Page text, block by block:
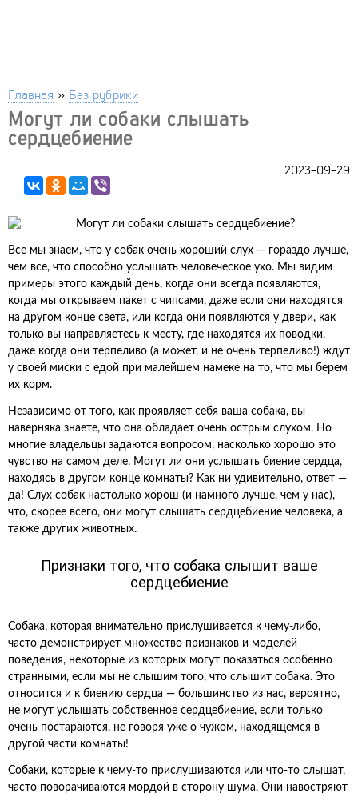
Главная » Без рубрики
Могут ли собаки слышать
сердцебиение
2023-09-29
Все мы знаем, что у собак очень хороший слух — гораздо лучше,
чем все, что способно услышать человеческое ухо. Мы видим
примеры этого каждый день, когда они всегда появляются,
когда мы открываем пакет с чипсами, даже если они находятся
на другом конце света, или когда они появляются у двери, как
только вы направляетесь к месту, где находятся их поводки,
даже когда они терпеливо (а может, и не очень терпеливо!) ждут
у своей миски с едой при малейшем намеке на то, что мы берем
их корм.
Независимо от того, как проявляет себя ваша собака, вы
наверняка знаете, что она обладает очень острым слухом. Но
многие владельцы задаются вопросом, насколько хорошо это
чувство на самом деле. Могут ли они услышать биение сердца,
находясь в другом конце комнаты? Как ни удивительно, ответ —
да! Слух собак настолько хорош (и намного лучше, чем у нас),
что, скорее всего, они могут слышать сердцебиение человека, а
также других животных.
Признаки того, что собака слышит ваше
сердцебиение
Собака, которая внимательно прислушивается к чему-либо,
часто демонстрирует множество признаков и моделей
поведения, некоторые из которых могут показаться особенно
странными, если мы не слышим того, что слышит собака. Это
относится и к биению сердца — большинство из нас, вероятно,
не могут услышать собственное сердцебиение, если только
очень постараются, не говоря уже о чужом, находящемся в
другой части комнаты!
Собаки, которые к чему-то прислушиваются или что-то слышат,
часто поворачиваются мордой в сторону шума. Они навостряют